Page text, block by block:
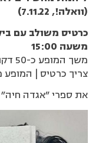
(וואלה!, 7.11.22)
כרטיס משולב עם
משעה 15:00
צריך כרטיס | המופע
את ספרי "אגדה חיה"